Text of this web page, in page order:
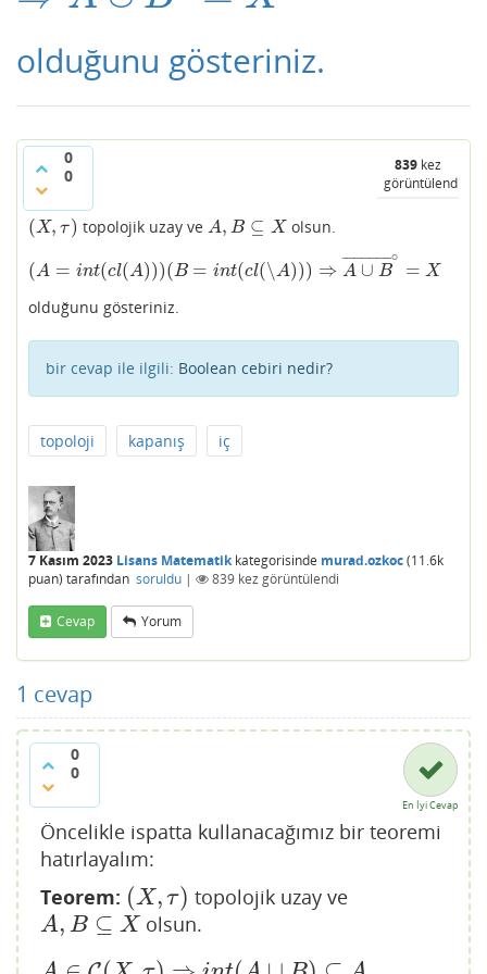
olduğunu gösteriniz.
0
0
839 kez
görüntülendi
(X, τ)
(X,τ) topolojik uzay ve A, B ⊆ X
A,B ⊆X olsun.
(A = int(cl(A)))(B = int(cl(∖A))) ⇒ A ∪ B
¯ ¯
¯¯¯¯¯¯¯¯¯¯¯∘
= X
(A=int(cl(A))) (B=int(cl(∖A)))⇒A∪B¯ ∘=X
olduğunu gösteriniz.
bir cevap ile ilgili: Boolean cebiri nedir?
topoloji kapanış iç
7 Kasım 2023 Lisans Matematikkategorisinde murad.ozkoc(11.6k
puan) tarafından soruldu | 839 kez görüntülendi
Cevap Yorum
1 cevap
0
0
En İyi Cevap
Öncelikle ispatta kullanacağımız bir teoremi
hatırlayalım:
Teorem: (X, τ)
(X,τ) topolojik uzay ve
A, B ⊆ X
A,B ⊆X olsun.